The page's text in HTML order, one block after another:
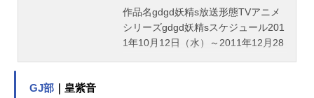
作品名gdgd妖精s放送形態TVアニメ
シリーズgdgd妖精sスケジュール201
1年10月12日（水）～2011年12月28
GJ部 ｜皇紫音